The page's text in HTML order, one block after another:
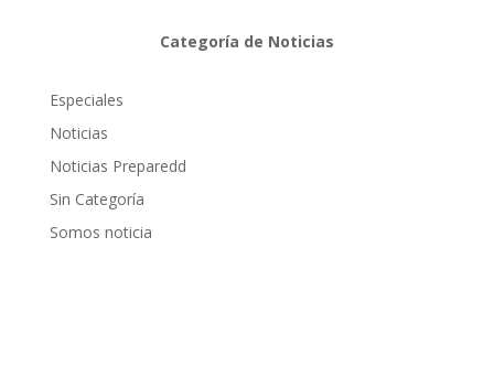
Categoría de Noticias
Especiales
Noticias
Noticias Preparedd
Sin Categoría
Somos noticia